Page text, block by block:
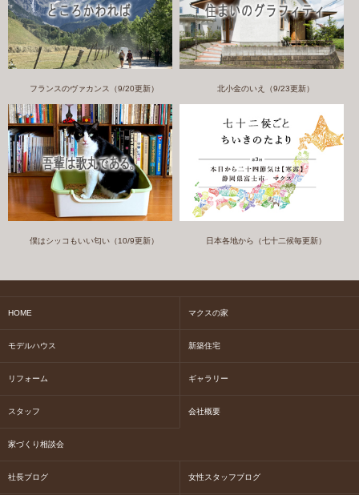
フランスのヴァカンス（9/20更新） 北小金のいえ（9/23更新）
僕はシッコもいい匂い（10/9更新） 日本各地から（七十二候毎更新）
HOME マクスの家
モデルハウス 新築住宅
リフォーム ギャラリー
スタッフ 会社概要
家づくり相談会
社長ブログ 女性スタッフブログ